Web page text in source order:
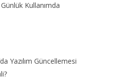
Kullanımda
Yazılım Güncellemesi